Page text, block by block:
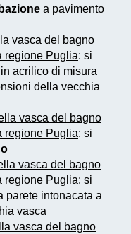
a pavimento
vasca del bagno
regione Puglia: si
in acrilico di misura
della vecchia
vasca del bagno
regione Puglia: si
vasca del bagno
regione Puglia: si
parete intonacata a
vasca
vasca del bagno